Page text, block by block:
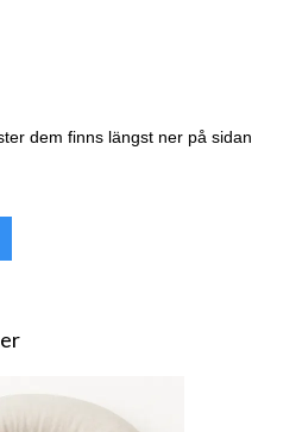
dem finns längst ner på sidan